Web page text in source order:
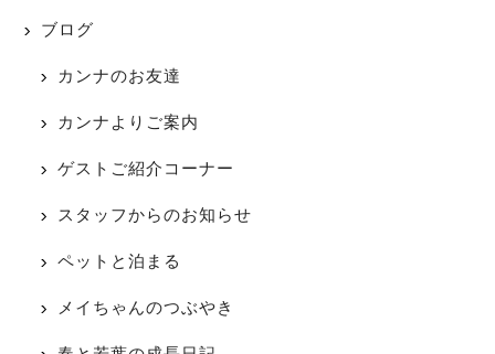
ブログ
カンナのお友達
カンナよりご案内
ゲストご紹介コーナー
スタッフからのお知らせ
ペットと泊まる
メイちゃんのつぶやき